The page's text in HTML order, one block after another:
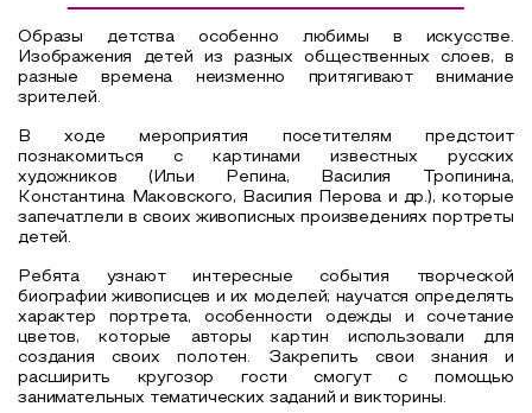
Образы детства особенно любимы в искусстве.
Изображения детей из разных общественных слоев, в
разные времена неизменно притягивают внимание
зрителей.
В ходе мероприятия посетителям предстоит
познакомиться с картинами известных русских
художников (Ильи Репина, Василия Тропинина,
Константина Маковского, Василия Перова и др.), которые
запечатлели в своих живописных произведениях портреты
детей.
Ребята узнают интересные события творческой
биографии живописцев и их моделей; научатся определять
характер портрета, особенности одежды и сочетание
цветов, которые авторы картин использовали для
создания своих полотен. Закрепить свои знания и
расширить кругозор гости смогут с помощью
занимательных тематических заданий и викторины.